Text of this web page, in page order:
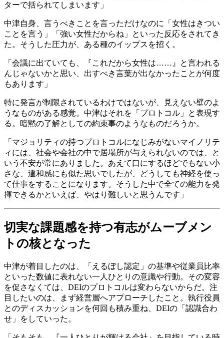
ターで括られてしまいます」
中津自身、言うべきことを言っただけなのに「女性はきつい
ことを言う」「強い女性だからね」といった反応をされてき
た。そうした圧力が、ある種のイップスを招く。
「会議に出ていても、『これだから女性は……』と言われる
んじゃないかと思い、出すべき言葉が出なかったことが何度
もあります」
特に発言が制限されているわけではないが、見えない壁のよ
うなものがある感覚。中津はそれを「プロトコル」と表現す
る。暗黙の了解としての約束事のようなものだろうか。
「マジョリティの持つプロトコルになじみがないマイノリテ
ィには、社会や会社の中で居場所が与えられないのでは、と
いう不安が常にありました。あえて口にするほどでもない小
さな、違和感にも似た思いでしたが、どうしても神経を使っ
て仕事をすることになります。そうした中で全ての能力を発
揮できるかといえば、やはり難しいと思うんです」
切実な課題感を持つ有志がムーブメン
トの核となった
中津が着目したのは、「えるぼし認定」の基準や従業員比率
といった数値に表れない一人ひとりの意識や行動。その変容
を促さなくては、DEIのプロトコルは変わらないからだ。注
目したいのは、まず経営層へアプローチしたこと。執行役員
とのディスカッションを何回も積み重ね、DEIの「認識合わ
せ」をしていった。